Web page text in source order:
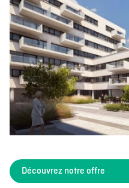
Découvrez notre offre